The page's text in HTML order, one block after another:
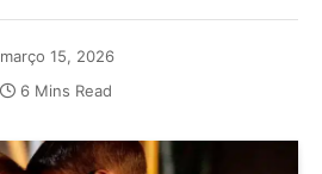
março 15, 2026
6 Mins Read